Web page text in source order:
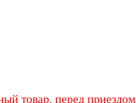
товар, перед приездом